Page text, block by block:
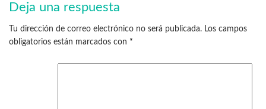
Deja una respuesta
Tu dirección de correo electrónico no será publicada. Los campos
obligatorios están marcados con *